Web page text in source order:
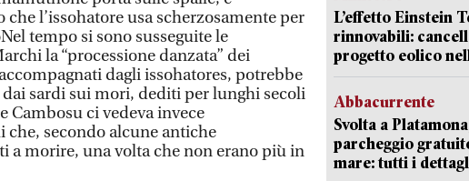
che l’issohatore usa scherzosamente per
tempo si sono susseguite le
la “processione danzata” dei
dagli issohatores, potrebbe
sardi sui mori, dediti per lunghi secoli
Cambosu ci vedeva invece
che, secondo alcune antiche
a morire, una volta che non erano più in
L’effetto Einstein
rinnovabili:
progetto eolico
Abbacurrente
Svolta a
parcheggio
mare: tutti i